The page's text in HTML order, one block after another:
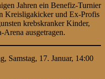
Jahren ein Benefiz-Turnier
Kreisligakicker und Ex-Profis
krebskranker Kinder,
ausgetragen.
Samstag, 17. Januar, 14:00